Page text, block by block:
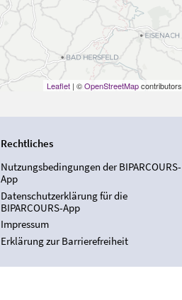
Leaflet| ©OpenStreetMapcontributors
Rechtliches
Nutzungsbedingungen der BIPARCOURS-
App
Datenschutzerklärung für die
BIPARCOURS-App
Impressum
Erklärung zur Barrierefreiheit